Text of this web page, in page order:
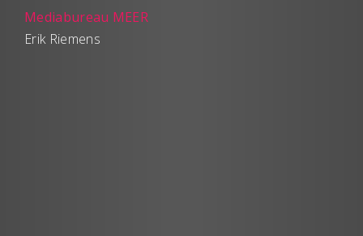
Mediabureau MEER
Erik Riemens